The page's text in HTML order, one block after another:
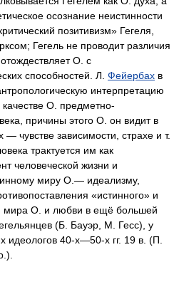
осознание неистинности
позитивизм» Гегеля,
Гегель не проводит различия
О. с
способностей. Л. Фейербах в
интерпретацию
О. предметно-
причины этого О. он видит в
— чувстве зависимости, страхе и т.
трактуется им как
человеческой жизни и
миру О.— идеализму,
«истинного» и
мира О. и любви в ещё большей
(Б. Бауэр, М. Гесс), у
идеологов 40-х—50-х гг. 19 в. (П.